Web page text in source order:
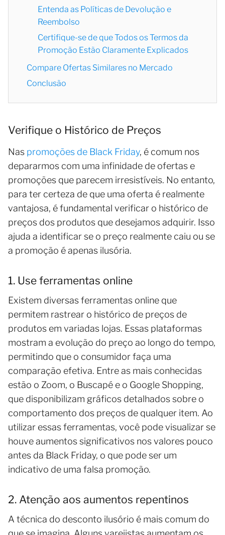
Entenda as Políticas de Devolução e
Reembolso
Certifique-se de que Todos os Termos da
Promoção Estão Claramente Explicados
Compare Ofertas Similares no Mercado
Conclusão
Verifique o Histórico de Preços
Nas promoções de Black Friday, é comum nos
depararmos com uma infinidade de ofertas e
promoções que parecem irresistíveis. No entanto,
para ter certeza de que uma oferta é realmente
vantajosa, é fundamental verificar o histórico de
preços dos produtos que desejamos adquirir. Isso
ajuda a identificar se o preço realmente caiu ou se
a promoção é apenas ilusória.
1. Use ferramentas online
Existem diversas ferramentas online que
permitem rastrear o histórico de preços de
produtos em variadas lojas. Essas plataformas
mostram a evolução do preço ao longo do tempo,
permitindo que o consumidor faça uma
comparação efetiva. Entre as mais conhecidas
estão o Zoom, o Buscapé e o Google Shopping,
que disponibilizam gráficos detalhados sobre o
comportamento dos preços de qualquer item. Ao
utilizar essas ferramentas, você pode visualizar se
houve aumentos significativos nos valores pouco
antes da Black Friday, o que pode ser um
indicativo de uma falsa promoção.
2. Atenção aos aumentos repentinos
A técnica do desconto ilusório é mais comum do